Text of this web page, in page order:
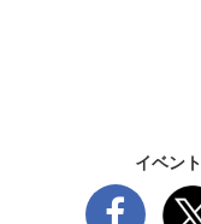
イベン